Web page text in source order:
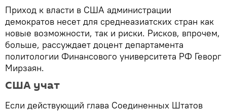
Приход к власти в США администрации
демократов несет для среднеазиатских стран как
новые возможности, так и риски. Рисков, впрочем,
больше, рассуждает доцент департамента
политологии Финансового университета РФ Геворг
Мирзаян.
США учат
Если действующий глава Соединенных Штатов